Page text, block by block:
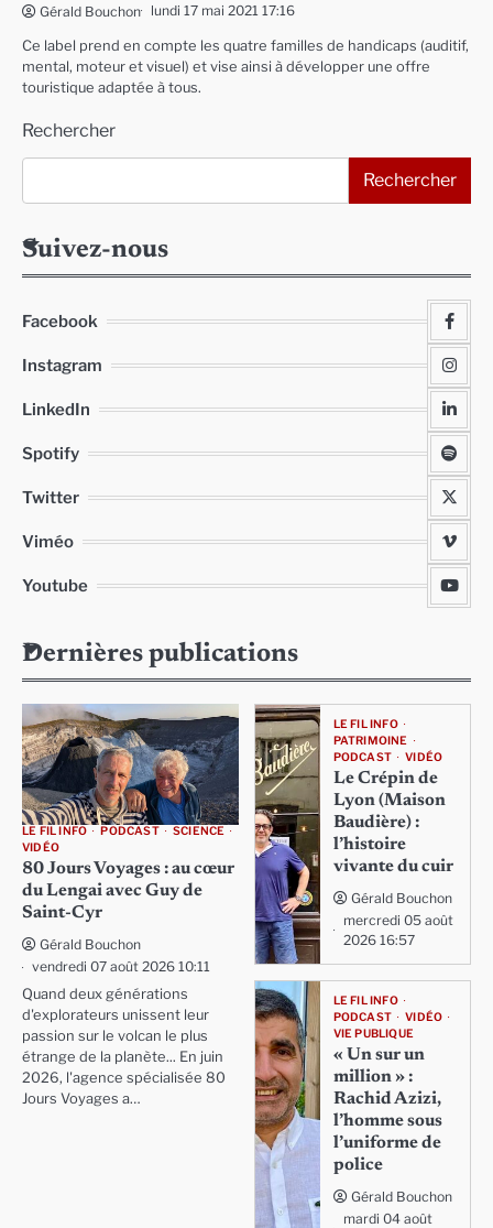
Gérald Bouchon lundi 17 mai 2021 17:16
Ce label prend en compte les quatre familles de handicaps (auditif,
mental, moteur et visuel) et vise ainsi à développer une offre
touristique adaptée à tous.
Rechercher
Rechercher
Suivez-nous
Facebook
Instagram
LinkedIn
Spotify
Twitter
Viméo
Youtube
Dernières publications
LE FIL INFO PODCAST
SCIENCE
VIDÉO
80 Jours Voyages : au cœur
du Lengai avec Guy de
Saint-Cyr
Gérald Bouchon
vendredi 07 août 2026 10:11
Quand deux générations
d'explorateurs unissent leur
passion sur le volcan le plus
étrange de la planète... En juin
2026, l'agence spécialisée 80
Jours Voyages a…
LE FIL INFO
PATRIMOINE
PODCAST
VIDÉO
Le Crépin de
Lyon (Maison
Baudière) :
l’histoire
vivante du cuir
Gérald Bouchon
mercredi 05 août
2026 16:57
LE FIL INFO
PODCAST
VIDÉO
VIE PUBLIQUE
« Un sur un
million » :
Rachid Azizi,
l’homme sous
l’uniforme de
police
Gérald Bouchon
mardi 04 août